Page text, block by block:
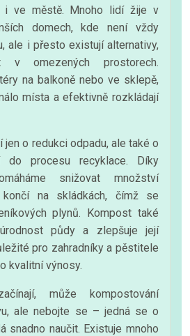
i ve městě. Mnoho lidí žije v
domech, kde není vždy
ale i přesto existují alternativy,
v omezených prostorech.
na balkoně nebo ve sklepě,
místa a efektivně rozkládají
jen o redukci odpadu, ale také o
do procesu recyklace. Díky
snižovat množství
končí na skládkách, čímž se
plynů. Kompost také
půdy a zlepšuje její
pro zahradníky a pěstitele
kvalitní výnosy.
může kompostování
ale nebojte se – jedná se o
snadno naučit. Existuje mnoho